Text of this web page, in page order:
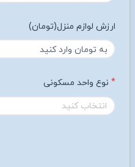
ارزش لوازم منزل(تومان)
نوع واحد مسکونی
انتخاب کنید